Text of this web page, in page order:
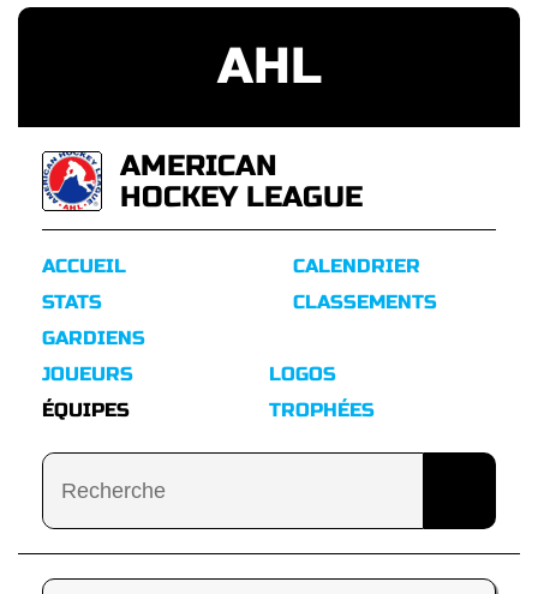
AHL
AMERICAN
HOCKEY LEAGUE
ACCUEIL
STATS
GARDIENS
CALENDRIER
CLASSEMENTS
JOUEURS
ÉQUIPES
LOGOS
TROPHÉES